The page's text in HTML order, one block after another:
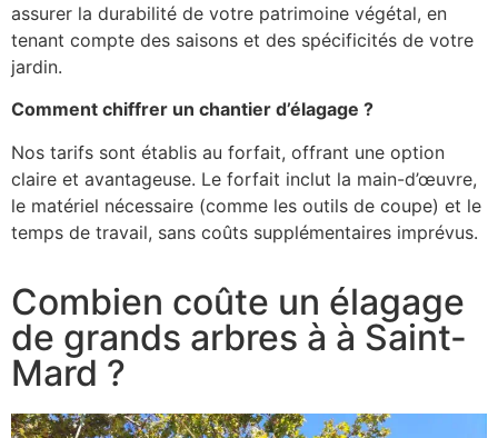
assurer la durabilité de votre patrimoine végétal, en
tenant compte des saisons et des spécificités de votre
jardin.
Comment chiffrer un chantier d’élagage ?
Nos tarifs sont établis au forfait, offrant une option
claire et avantageuse. Le forfait inclut la main-d’œuvre,
le matériel nécessaire (comme les outils de coupe) et le
temps de travail, sans coûts supplémentaires imprévus.
Combien coûte un élagage
de grands arbres à à Saint-
Mard ?